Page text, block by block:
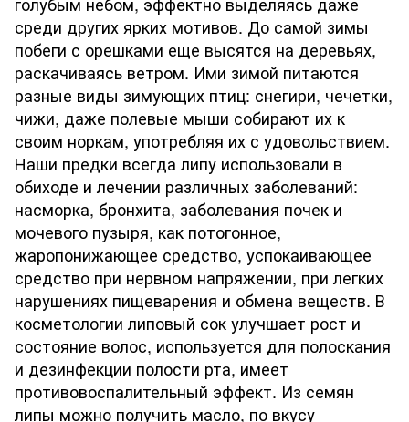
среди других ярких мотивов. До самой зимы
побеги с орешками еще высятся на деревьях,
раскачиваясь ветром. Ими зимой питаются
разные виды зимующих птиц: снегири, чечетки,
чижи, даже полевые мыши собирают их к
своим норкам, употребляя их с удовольствием.
Наши предки всегда липу использовали в
обиходе и лечении различных заболеваний:
насморка, бронхита, заболевания почек и
мочевого пузыря, как потогонное,
жаропонижающее средство, успокаивающее
средство при нервном напряжении, при легких
нарушениях пищеварения и обмена веществ. В
косметологии липовый сок улучшает рост и
состояние волос, используется для полоскания
и дезинфекции полости рта, имеет
противовоспалительный эффект. Из семян
липы можно получить масло, по вкусу